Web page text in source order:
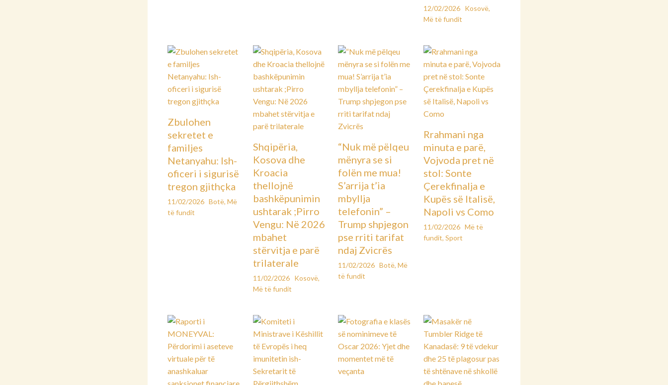
12/02/2026 Kosovë,
Më të fundit
Zbulohen
sekretet e
familjes
Netanyahu: Ish-
oficeri i sigurisë
tregon gjithçka
11/02/2026 Botë, Më
të fundit
Shqipëria,
Kosova dhe
Kroacia
thellojnë
bashkëpunimin
ushtarak ;Pirro
Vengu: Në 2026
mbahet
stërvitja e parë
trilaterale
11/02/2026 Kosovë,
Më të fundit
“Nuk më pëlqeu
mënyra se si
folën me mua!
S’arrija t’ia
mbyllja
telefonin” –
Trump shpjegon
pse rriti tarifat
ndaj Zvicrës
11/02/2026 Botë,Më
të fundit
Rrahmani nga
minuta e parë,
Vojvoda pret në
stol: Sonte
Çerekfinalja e
Kupës së Italisë,
Napoli vs Como
11/02/2026 Më të
fundit, Sport